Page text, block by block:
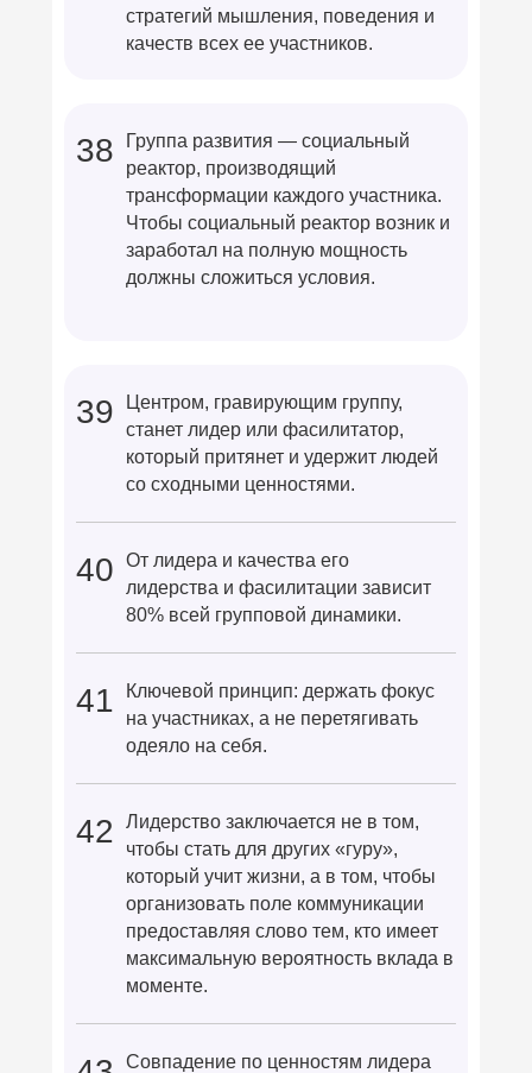
стратегий мышления, поведения и
качеств всех ее участников.
Центром, гравирующим группу,
станет лидер или фасилитатор,
который притянет и удержит людей
со сходными ценностями.
39
От лидера и качества его
лидерства и фасилитации зависит
80% всей групповой динамики.
40
Ключевой принцип: держать фокус
на участниках, а не перетягивать
одеяло на себя.
41
Лидерство заключается не в том,
чтобы стать для других «гуру»,
который учит жизни, а в том, чтобы
организовать поле коммуникации
предоставляя слово тем, кто имеет
максимальную вероятность вклада в
моменте.
42
Группа развития — социальный
реактор, производящий
трансформации каждого участника.
Чтобы социальный реактор возник и
заработал на полную мощность
должны сложиться условия.
38
Совпадение по ценностям лидера
ООО «Группа Развития»
Политика конфиденциальности
Договор оферты
ОГРН: 1247700838110
КПП: 772601001